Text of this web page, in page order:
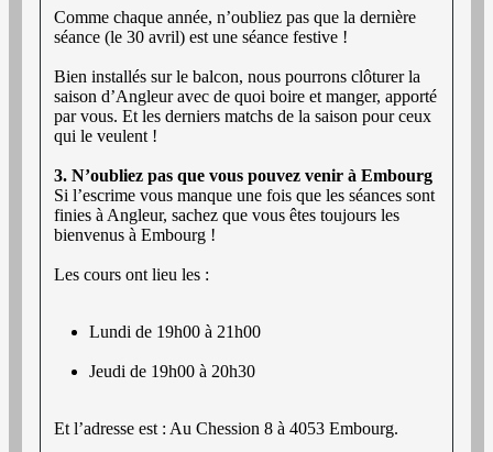
Comme chaque année, n’oubliez pas que la dernière
séance (le 30 avril) est une séance festive !
Bien installés sur le balcon, nous pourrons clôturer la
saison d’Angleur avec de quoi boire et manger, apporté
par vous. Et les derniers matchs de la saison pour ceux
qui le veulent !
3. N’oubliez pas que vous pouvez venir à Embourg
Si l’escrime vous manque une fois que les séances sont
finies à Angleur, sachez que vous êtes toujours les
bienvenus à Embourg !
Les cours ont lieu les :
Lundi de 19h00 à 21h00
Jeudi de 19h00 à 20h30
Et l’adresse est : Au Chession 8 à 4053 Embourg.